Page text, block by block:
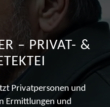
– PRIVAT- &
Privatpersonen und
Ermittlungen und